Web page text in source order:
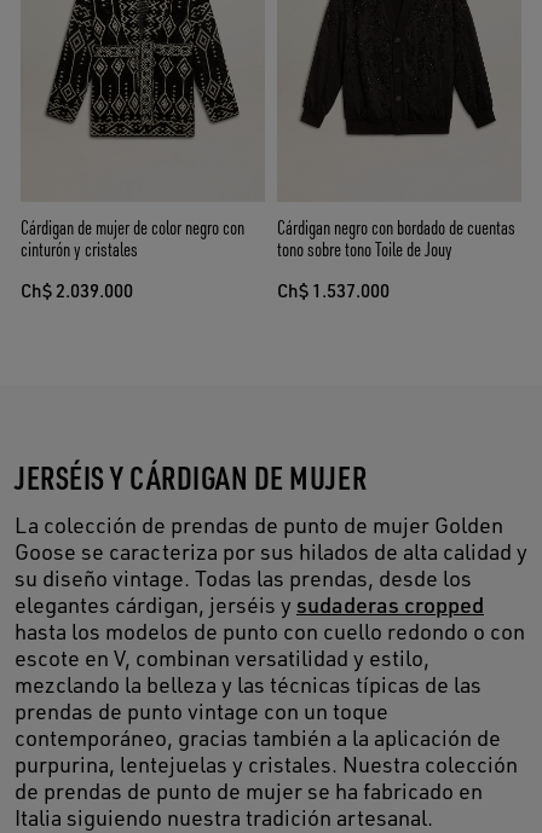
Cárdigan de mujer de color negro con
cinturón y cristales
Ch$ 2.039.000
Cárdigan negro con bordado de cuentas
tono sobre tono Toile de Jouy
Ch$ 1.537.000
JERSÉIS Y CÁRDIGAN DE MUJER
La colección de prendas de punto de mujer Golden
Goose se caracteriza por sus hilados de alta calidad y
su diseño vintage. Todas las prendas, desde los
elegantes cárdigan, jerséis y sudaderas cropped
hasta los modelos de punto con cuello redondo o con
escote en V, combinan versatilidad y estilo,
mezclando la belleza y las técnicas típicas de las
prendas de punto vintage con un toque
contemporáneo, gracias también a la aplicación de
purpurina, lentejuelas y cristales. Nuestra colección
de prendas de punto de mujer se ha fabricado en
Italia siguiendo nuestra tradición artesanal.